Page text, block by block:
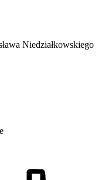
Niedziałkowskiego